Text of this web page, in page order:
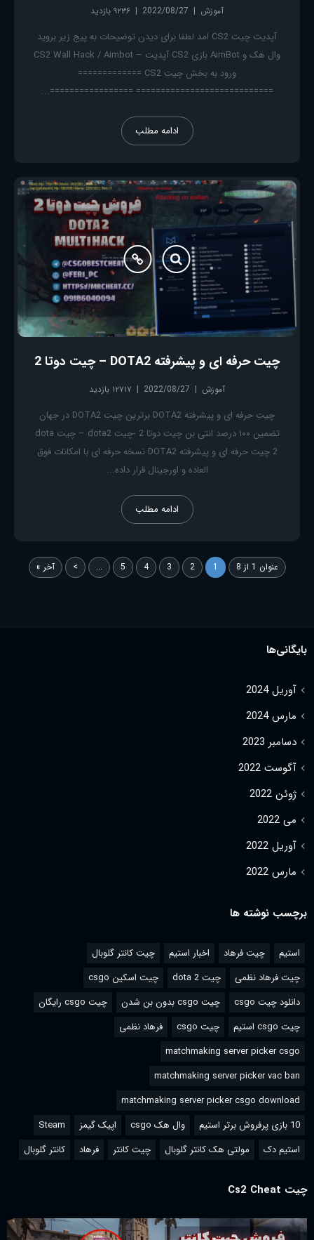
آموزش 2022/08/27 ۹۲۳۶ بازدید
آپدیت چیت CS2 امد لطفا برای دیدن توضیحات به پیج زیر بروید
وال هک و AimBot بازی CS2 آپدیت – CS2 Wall Hack / Aimbot
ورود به بخش چیت CS2 =============
============================ =================...
ادامه مطلب
چیت حرفه ای و پیشرفته DOTA2 – چیت دوتا 2
آموزش 2022/08/27 ۱۲۷۱۷ بازدید
چیت حرفه ای و پیشرفته DOTA2 برترین چیت DOTA2 در جهان
تضمین ۱۰۰ درصد انتی بن چیت دوتا 2 -چیت dota2 – چیت dota
2 چیت حرفه ای و پیشرفته DOTA2 نسخه حرفه ای با امکانات فوق
العاده و اورجینال قرار داده...
ادامه مطلب
عنوان 1 از 8 1
2
3
4
5
...
> آخر »
بایگانی‌ها
آوریل 2024
مارس 2024
دسامبر 2023
آگوست 2022
ژوئن 2022
می 2022
آوریل 2022
مارس 2022
برچسب نوشته ها
استیم چیت فرهاد اخبار استیم
چیت کانتر گلوبال
چیت فرهاد نظمی
چیت dota 2
چیت اسکین csgo
دانلود چیت csgo
چیت csgo بدون بن شدن
چیت csgo رایگان
چیت csgo استیم
چیت csgo
فرهاد نظمی
matchmaking server picker csgo
matchmaking server picker vac ban
matchmaking server picker csgo download
10 بازی پرفروش برتر استیم
وال هک csgo اپیک گیمز
Steam
استیم دک
مولتی هک کانتر گلوبال چیت کانتر فرهاد کانتر گلوبال
چیت Cs2 Cheat